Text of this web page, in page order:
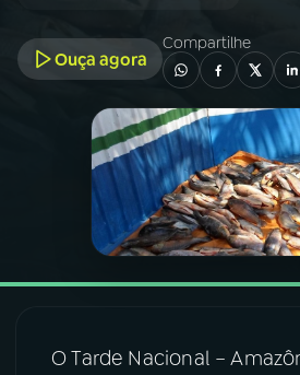
PROGRAMAÇÃO
PROGRAMAS
PODCASTS
Ouça agora
Compartilhe
O Tarde Nacional –